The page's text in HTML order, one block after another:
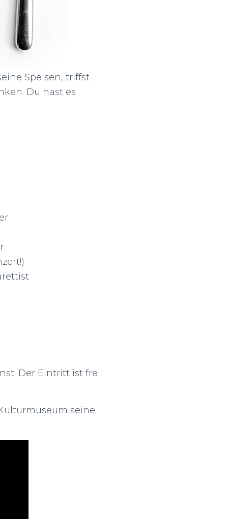
Speisen, triffst
Du hast es
Der Eintritt ist frei.
seine